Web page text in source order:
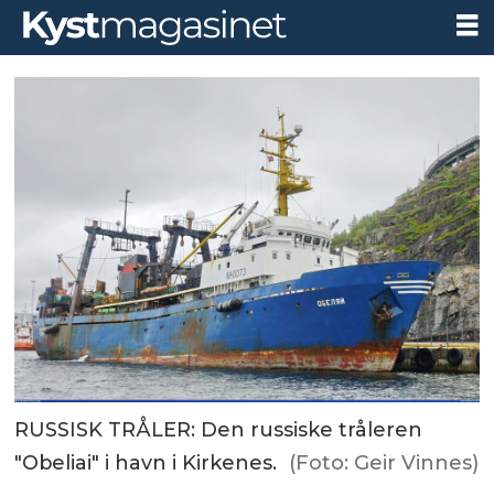
RUSSISK TRÅLER: Den russiske tråleren
"Obeliai" i havn i Kirkenes. (Foto: Geir Vinnes)